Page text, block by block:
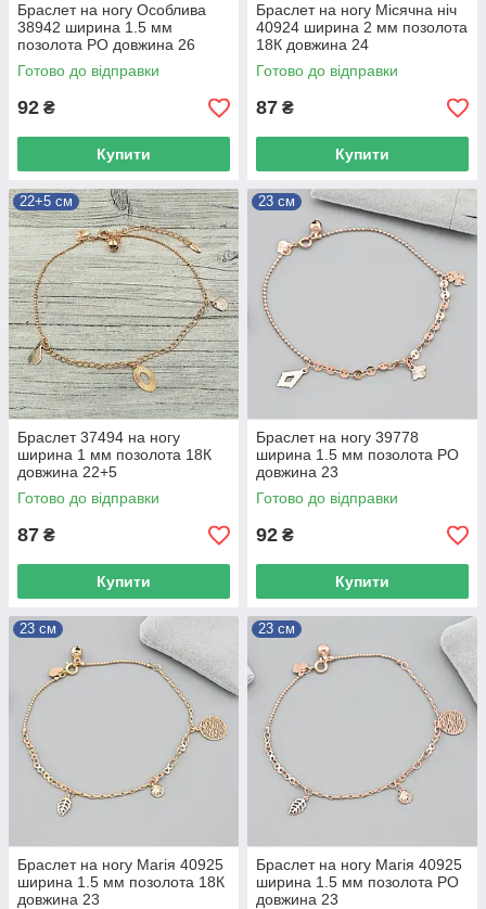
Браслет на ногу Особлива
38942 ширина 1.5 мм
позолота РО довжина 26
Готово до відправки
92 ₴
Купити
Браслет на ногу Місячна ніч
40924 ширина 2 мм позолота
18К довжина 24
Готово до відправки
87 ₴
Купити
22+5 см
Браслет 37494 на ногу
ширина 1 мм позолота 18К
довжина 22+5
Готово до відправки
87 ₴
Купити
23 см
Браслет на ногу 39778
ширина 1.5 мм позолота РО
довжина 23
Готово до відправки
92 ₴
Купити
23 см
Браслет на ногу Магія 40925
ширина 1.5 мм позолота 18К
довжина 23
23 см
Браслет на ногу Магія 40925
ширина 1.5 мм позолота РО
довжина 23